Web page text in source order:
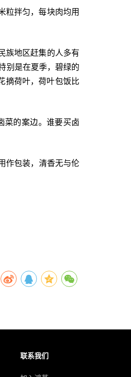
粒拌匀，每块肉均用
族地区赶集的人多有
别是在夏季，碧绿的
摘荷叶，荷叶包饭比
菜的案边。谁要买卤
作包装，清香无与伦
联系我们